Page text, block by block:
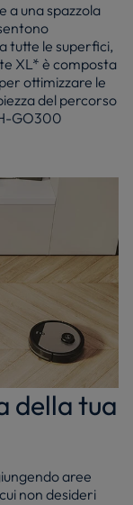
a una spazzola
tutte le superfici,
XL* è composta
ottimizzare le
del percorso
GO300
della tua
aree
non desideri